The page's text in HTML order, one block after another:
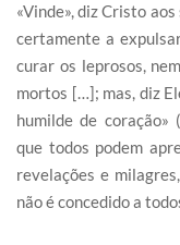
«Vinde», diz Cristo
certamente a
curar os leprosos,
mortos […]; mas, diz
humilde de
que todos podem
revelações e
não é concedido a